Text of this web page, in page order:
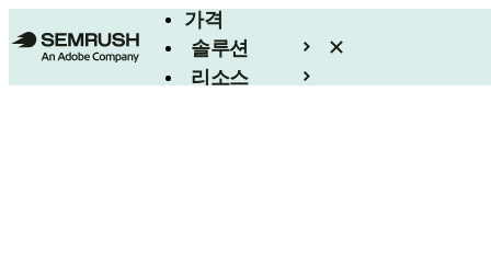
가격
솔루션
리소스